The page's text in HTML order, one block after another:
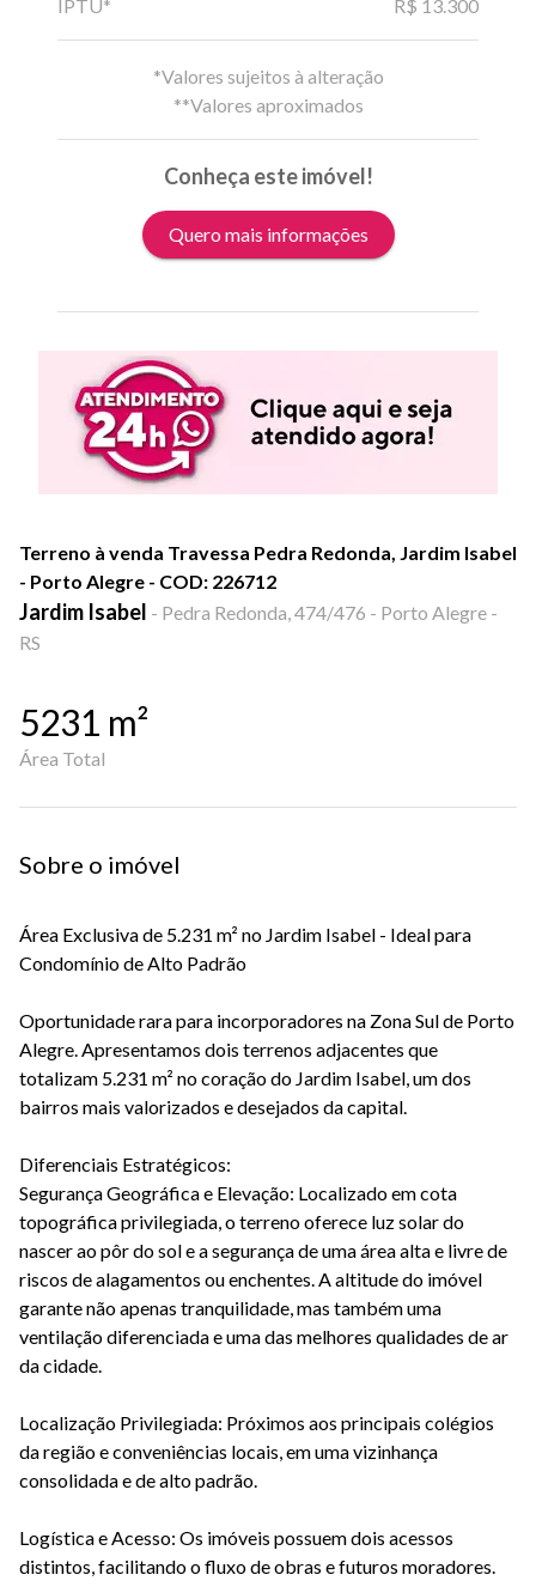
IPTU*
R$ 13.300
*Valores sujeitos à alteração
**Valores aproximados
Conheça este imóvel!
Quero mais informações
Terreno à venda Travessa Pedra Redonda, Jardim Isabel
- Porto Alegre - COD: 226712
Jardim Isabel - Pedra Redonda, 474/476 - Porto Alegre -
RS
5231 m²
Área Total
Sobre o imóvel
Área Exclusiva de 5.231 m² no Jardim Isabel - Ideal para
Condomínio de Alto Padrão
Oportunidade rara para incorporadores na Zona Sul de Porto
Alegre. Apresentamos dois terrenos adjacentes que
totalizam 5.231 m² no coração do Jardim Isabel, um dos
bairros mais valorizados e desejados da capital.
Diferenciais Estratégicos:
Segurança Geográfica e Elevação: Localizado em cota
topográfica privilegiada, o terreno oferece luz solar do
nascer ao pôr do sol e a segurança de uma área alta e livre de
riscos de alagamentos ou enchentes. A altitude do imóvel
garante não apenas tranquilidade, mas também uma
ventilação diferenciada e uma das melhores qualidades de ar
da cidade.
Localização Privilegiada: Próximos aos principais colégios
da região e conveniências locais, em uma vizinhança
consolidada e de alto padrão.
Logística e Acesso: Os imóveis possuem dois acessos
distintos, facilitando o fluxo de obras e futuros moradores.